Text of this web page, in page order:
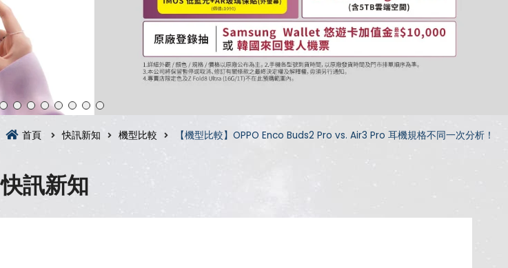
首頁 快訊新知 機型比較 【機型比較】OPPO Enco Buds2 Pro vs. Air3 Pro 耳機規格不同一次分析！
快訊新知